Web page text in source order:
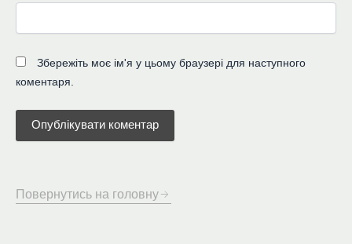
Збережіть моє ім'я у цьому браузері для наступного
коментаря.
Повернутись на головну